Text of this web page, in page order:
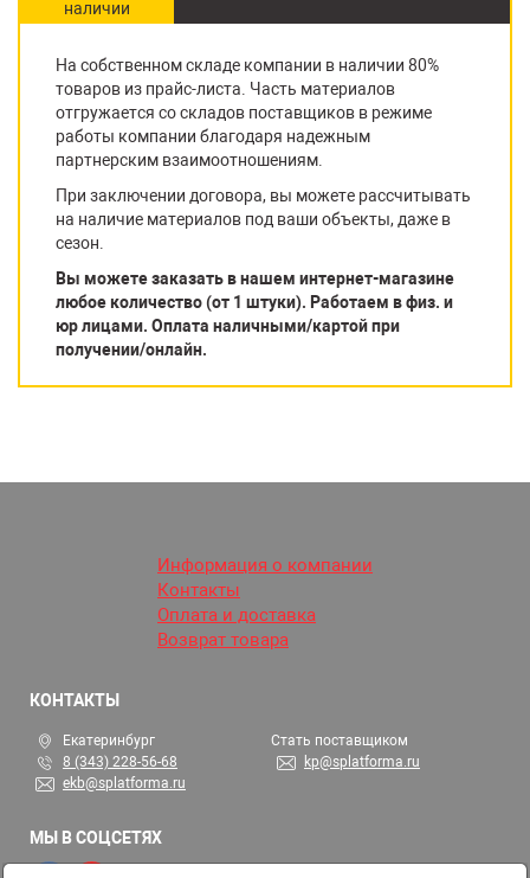
наличии
На собственном складе компании в наличии 80%
товаров из прайс-листа. Часть материалов
отгружается со складов поставщиков в режиме
работы компании благодаря надежным
партнерским взаимоотношениям.
При заключении договора, вы можете рассчитывать
на наличие материалов под ваши объекты, даже в
сезон.
Вы можете заказать в нашем интернет-магазине
любое количество (от 1 штуки). Работаем в физ. и
юр лицами. Оплата наличными/картой при
получении/онлайн.
Информация о компании
Контакты
Оплата и доставка
Возврат товара
КОНТАКТЫ
Екатеринбург
8 (343) 228-56-68
ekb@splatforma.ru
Стать поставщиком
kp@splatforma.ru
МЫ В СОЦСЕТЯХ